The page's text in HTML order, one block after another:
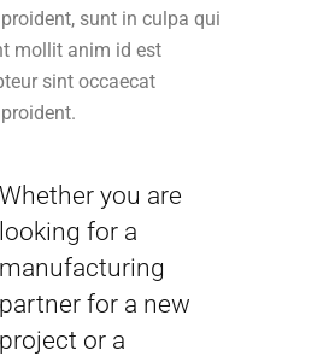
sunt in culpa qui
mollit anim id est
sint occaecat
Whether you are
looking for a
manufacturing
partner for a new
project or a